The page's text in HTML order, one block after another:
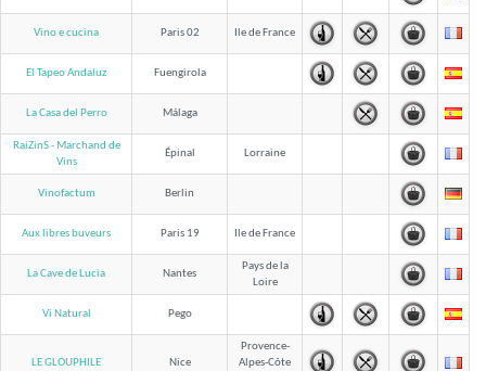
Vino e cucina Paris 02 Ile de France
El Tapeo Andaluz Fuengirola
La Casa del Perro Málaga
RaiZinS - Marchand de
Vins
Épinal Lorraine
Vinofactum Berlin
Aux libres buveurs Paris 19 Ile de France
La Cave de Lucia Nantes
Pays de la
Loire
Vi Natural Pego
LE GLOUPHILE Nice
Provence-
Alpes-Côte